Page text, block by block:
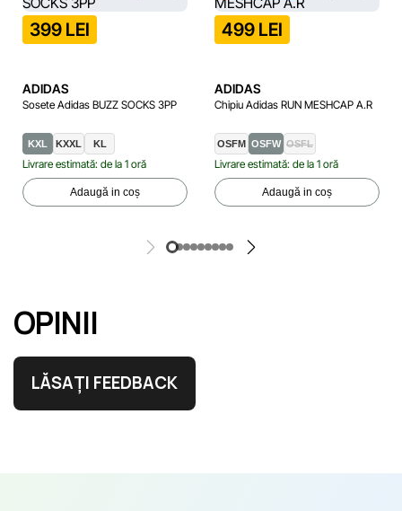
399 LEI
ADIDAS
Sosete Adidas BUZZ SOCKS 3PP
KXL KXXL KL
Livrare estimată: de la 1 oră
Adaugă in coș
499 LEI
ADIDAS
Chipiu Adidas RUN MESHCAP A.R
OSFM OSFW OSFL
Livrare estimată: de la 1 oră
Adaugă in coș
OPINII
LĂSAȚI FEEDBACK